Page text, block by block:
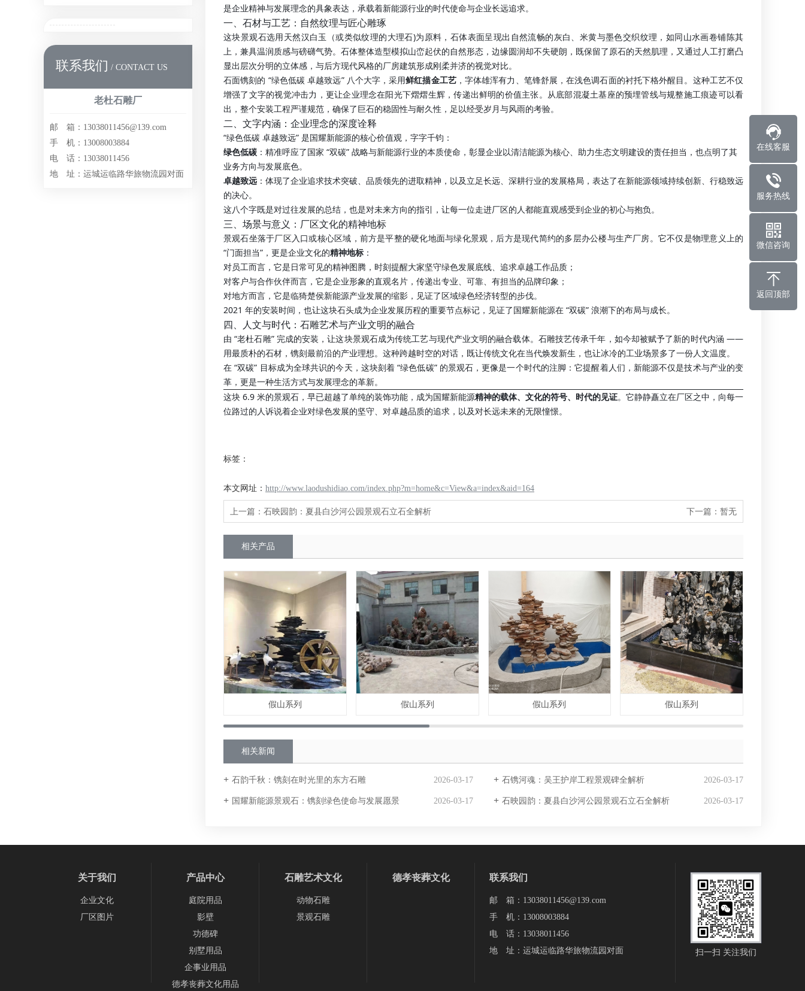
联系我们 / CONTACT US
老杜石雕厂
邮 箱：13038011456@139.com
手 机：13008003884
电 话：13038011456
地 址：运城运临路华旅物流园对面
是企业精神与发展理念的具象表达，承载着新能源行业的时代使命与企业长远追求。
一、石材与工艺：自然纹理与匠心雕琢
这块景观石选用天然汉白玉（或类似纹理的大理石)为原料，石体表面呈现出自然流畅的灰白、米黄与墨色交织纹理，如同山水画卷铺陈其
上，兼具温润质感与磅礴气势。石体整体造型模拟山峦起伏的自然形态，边缘圆润却不失硬朗，既保留了原石的天然肌理，又通过人工打磨凸
显出层次分明的立体感，与后方现代风格的厂房建筑形成刚柔并济的视觉对比。
石面镌刻的 “绿色低碳 卓越致远” 八个大字，采用鲜红描金工艺，字体雄浑有力、笔锋舒展，在浅色调石面的衬托下格外醒目。这种工艺不仅
增强了文字的视觉冲击力，更让企业理念在阳光下熠熠生辉，传递出鲜明的价值主张。从底部混凝土基座的预埋管线与规整施工痕迹可以看
出，整个安装工程严谨规范，确保了巨石的稳固性与耐久性，足以经受岁月与风雨的考验。
二、文字内涵：企业理念的深度诠释
“绿色低碳 卓越致远” 是国耀新能源的核心价值观，字字千钧：
绿色低碳 ：精准呼应了国家 “双碳” 战略与新能源行业的本质使命，彰显企业以清洁能源为核心、助力生态文明建设的责任担当，也点明了其
业务方向与发展底色。
卓越致远 ：体现了企业追求技术突破、品质领先的进取精神，以及立足长远、深耕行业的发展格局，表达了在新能源领域持续创新、行稳致远
的决心。
这八个字既是对过往发展的总结，也是对未来方向的指引，让每一位走进厂区的人都能直观感受到企业的初心与抱负。
三、场景与意义：厂区文化的精神地标
景观石坐落于厂区入口或核心区域，前方是平整的硬化地面与绿化景观，后方是现代简约的多层办公楼与生产厂房。它不仅是物理意义上的
“门面担当”，更是企业文化的精神地标 ：
对员工而言，它是日常可见的精神图腾，时刻提醒大家坚守绿色发展底线、追求卓越工作品质；
对客户与合作伙伴而言，它是企业形象的直观名片，传递出专业、可靠、有担当的品牌印象；
对地方而言，它是临猗楚侯新能源产业发展的缩影，见证了区域绿色经济转型的步伐。
2021 年的安装时间，也让这块石头成为企业发展历程的重要节点标记，见证了国耀新能源在 “双碳” 浪潮下的布局与成长。
四、人文与时代：石雕艺术与产业文明的融合
由 “老杜石雕” 完成的安装，让这块景观石成为传统工艺与现代产业文明的融合载体。石雕技艺传承千年，如今却被赋予了新的时代内涵 ——
用最质朴的石材，镌刻最前沿的产业理想。这种跨越时空的对话，既让传统文化在当代焕发新生，也让冰冷的工业场景多了一份人文温度。
在 “双碳” 目标成为全球共识的今天，这块刻着 “绿色低碳” 的景观石，更像是一个时代的注脚：它提醒着人们，新能源不仅是技术与产业的变
革，更是一种生活方式与发展理念的革新。
这块 6.9 米的景观石，早已超越了单纯的装饰功能，成为国耀新能源精神的载体、文化的符号、时代的见证。它静静矗立在厂区之中，向每一
位路过的人诉说着企业对绿色发展的坚守、对卓越品质的追求，以及对长远未来的无限憧憬。
标签：
本文网址： http://www.laodushidiao.com/index.php?m=home&c=View&a=index&aid=164
上一篇： 石映园韵：夏县白沙河公园景观石立石全解析 下一篇： 暂无
相关产品
假山系列 假山系列 假山系列 假山系列
相关新闻
石韵千秋：镌刻在时光里的东方石雕 2026-03-17 石镌河魂：吴王护岸工程景观碑全解析 2026-03-17
国耀新能源景观石：镌刻绿色使命与发展愿景 2026-03-17 石映园韵：夏县白沙河公园景观石立石全解析 2026-03-17
关于我们
企业文化
厂区图片
产品中心
庭院用品
影壁
功德碑
别墅用品
企事业用品
德孝丧葬文化用品
石雕艺术文化
动物石雕
景观石雕
德孝丧葬文化 联系我们
邮 箱：13038011456@139.com
手 机：13008003884
电 话：13038011456
地 址：运城运临路华旅物流园对面
扫一扫 关注我们
在线客服
服务热线
微信咨询
返回顶部